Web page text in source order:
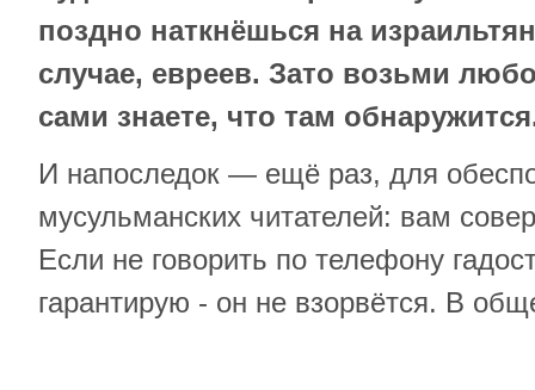
поздно наткнёшься на
случае, евреев. Зато возьми
сами знаете, что там
И напоследок — ещё раз, для
мусульманских читателей: вам
Если не говорить по телефону
гарантирую - он не взорвётся. В